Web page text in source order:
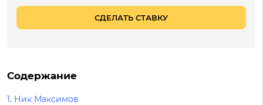
СДЕЛАТЬ СТАВКУ
Содержание
1. Ник Максимов